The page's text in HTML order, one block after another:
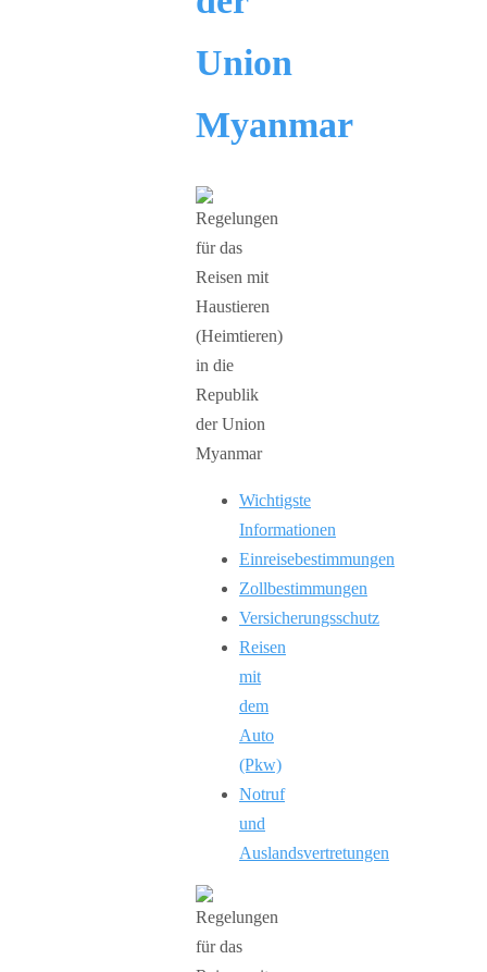
Union
Myanmar
Wichtigste
Informationen
Einreisebestimmungen
Zollbestimmungen
Versicherungsschutz
Reisen
mit
dem
Auto
(Pkw)
Notruf
und
Auslandsvertretungen